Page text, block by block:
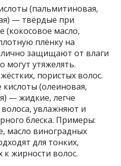
(пальмитиновая,
— твёрдые при
(кокосовое масло,
плёнку на
защищают от влаги
могут утяжелять.
пористых волос.
(олеиновая,
— жидкие, легче
увлажняют и
блеска. Примеры:
масло виноградных
для тонких,
жирности волос.